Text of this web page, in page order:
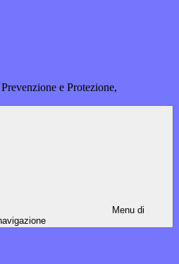
e Protezione,
Menu di